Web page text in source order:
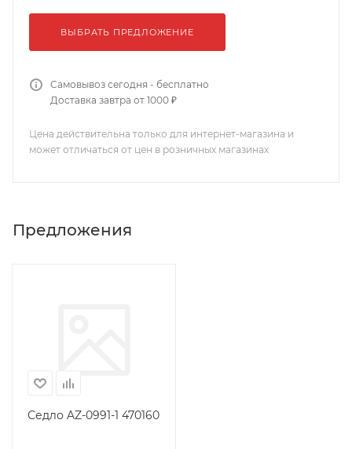
ВЫБРАТЬ ПРЕДЛОЖЕНИЕ
Самовывоз сегодня - бесплатно
Доставка завтра от 1000 ₽
Цена действительна только для интернет-магазина и
может отличаться от цен в розничных магазинах
Предложения
Седло AZ-0991-1 470160